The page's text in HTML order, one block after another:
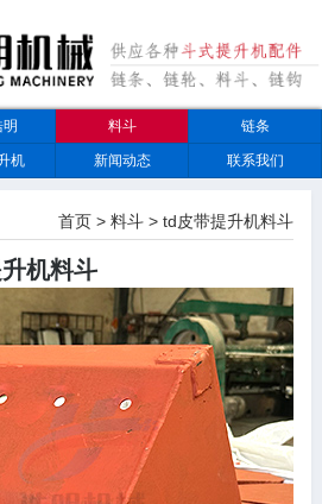
明 料斗 链条
机 新闻动态 联系我们
首页 >料斗 >td皮带提升机料斗
机料斗